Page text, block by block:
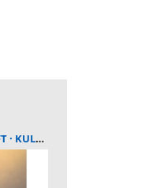
KULTUR